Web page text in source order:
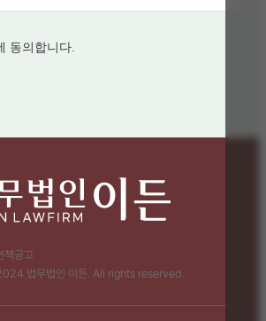
동의합니다.
책공고
법무법인 이든. All rights reserved.